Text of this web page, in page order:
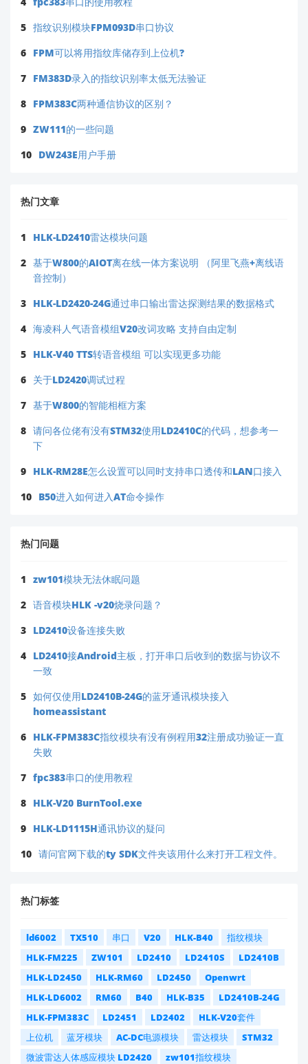
5 指纹识别模块FPM093D串口协议
6 FPM可以将用指纹库储存到上位机?
7 FM383D录入的指纹识别率太低无法验证
8 FPM383C两种通信协议的区别？
9 ZW111的一些问题
10 DW243E用户手册
热门文章
1
HLK-LD2410雷达模块问题
2 基于W800的AIOT离在线一体方案说明 （阿里飞燕+离线语
音控制）
3 HLK-LD2420-24G通过串口输出雷达探测结果的数据格式
4 海凌科人气语音模组V20改词攻略 支持自由定制
5 HLK-V40 TTS转语音模组 可以实现更多功能
6 关于LD2420调试过程
7 基于W800的智能相框方案
8 请问各位佬有没有STM32使用LD2410C的代码，想参考一
下
9 HLK-RM28E怎么设置可以同时支持串口透传和LAN口接入
10 B50进入如何进入AT命令操作
热门问题
1 zw101模块无法休眠问题
2 语音模块HLK -v20烧录问题？
3 LD2410设备连接失败
4 LD2410接Android主板，打开串口后收到的数据与协议不
一致
5 如何仅使用LD2410B-24G的蓝牙通讯模块接入
homeassistant
6 HLK-FPM383C指纹模块有没有例程用32注册成功验证一直
失败
7 fpc383串口的使用教程
8 HLK-V20 BurnTool.exe
9 HLK-LD1115H通讯协议的疑问
10 请问官网下载的ty SDK文件夹该用什么来打开工程文件。
热门标签
ld6002 TX510 串口 V20 HLK-B40
指纹模块
HLK-FM225
ZW101 LD2410 LD2410S
LD2410B
HLK-LD2450
HLK-RM60 LD2450
Openwrt
HLK-LD6002
RM60 B40 HLK-B35
LD2410B-24G
HLK-FPM383C
LD2451 LD2402
HLK-V20套件
上位机
蓝牙模块 AC-DC电源模块 雷达模块
STM32
微波雷达人体感应模块 LD2420
zw101指纹模块